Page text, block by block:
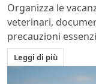
Organizza le
veterinari,
precauzioni
Leggi di più